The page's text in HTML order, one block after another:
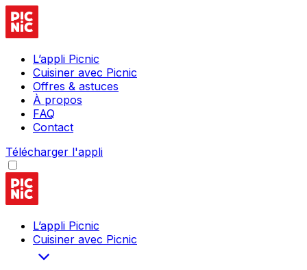
L’appli Picnic
Cuisiner avec Picnic
Offres & astuces
À propos
FAQ
Contact
Télécharger l'appli
L’appli Picnic
Cuisiner avec Picnic